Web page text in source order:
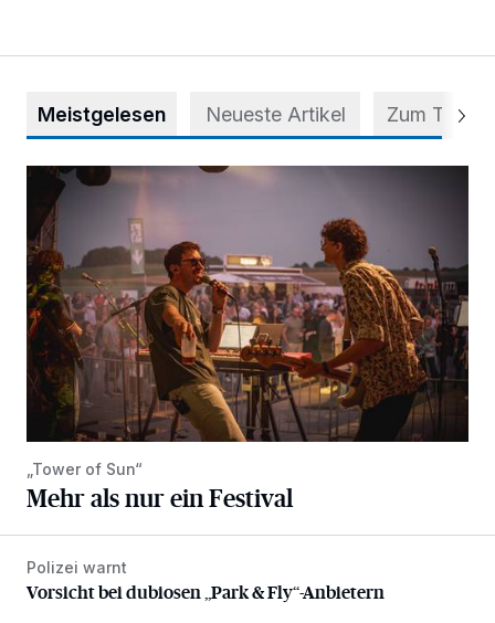
Meistgelesen Neueste Artikel Zum Thema
Mehr als nur ein Festival
„Tower of Sun“
Mehr als nur ein Festival
Vorsicht bei dubiosen „Park & Fly“-Anbietern
Polizei warnt
Vorsicht bei dubiosen „Park & Fly“-Anbietern